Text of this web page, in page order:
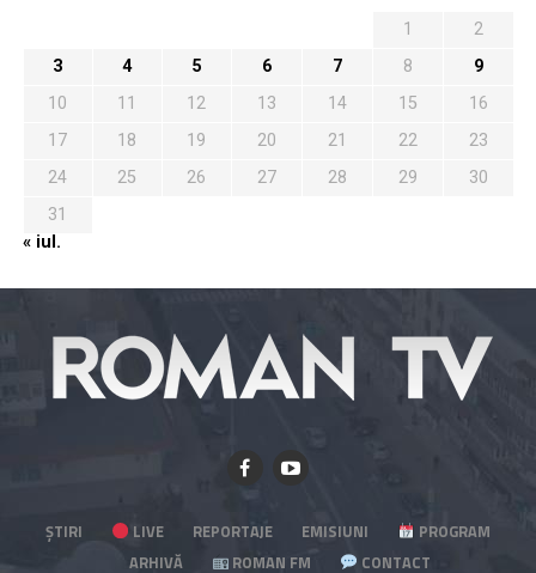
1
2
3
4 5 6 7 8
9
10
11 12 13 14 15
16
17
18 19 20 21 22
23
24
25 26 27 28 29
30
31
« iul.
ȘTIRI LIVE REPORTAJE EMISIUNI
PROGRAM
ARHIVĂ
ROMAN FM CONTACT